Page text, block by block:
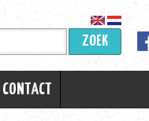
ZOEK
CONTACT